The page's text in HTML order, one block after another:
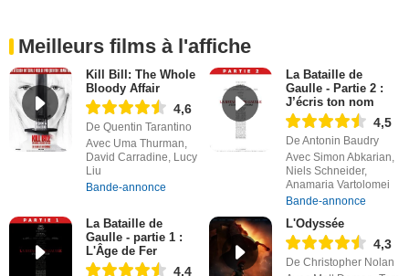
Meilleurs films à l'affiche
Kill Bill: The Whole
Bloody Affair
4,6
De Quentin Tarantino
Avec Uma Thurman,
David Carradine, Lucy
Liu
Bande-annonce
La Bataille de
Gaulle - Partie 2 :
J’écris ton nom
4,5
De Antonin Baudry
Avec Simon Abkarian,
Niels Schneider,
Anamaria Vartolomei
Bande-annonce
La Bataille de
Gaulle - partie 1 :
L'Âge de Fer
4,4
L'Odyssée
4,3
De Christopher Nolan